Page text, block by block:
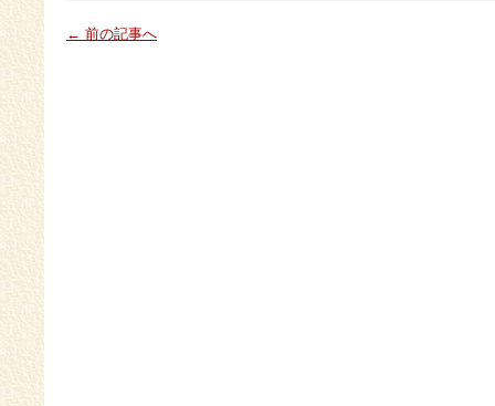
← 前の記事へ